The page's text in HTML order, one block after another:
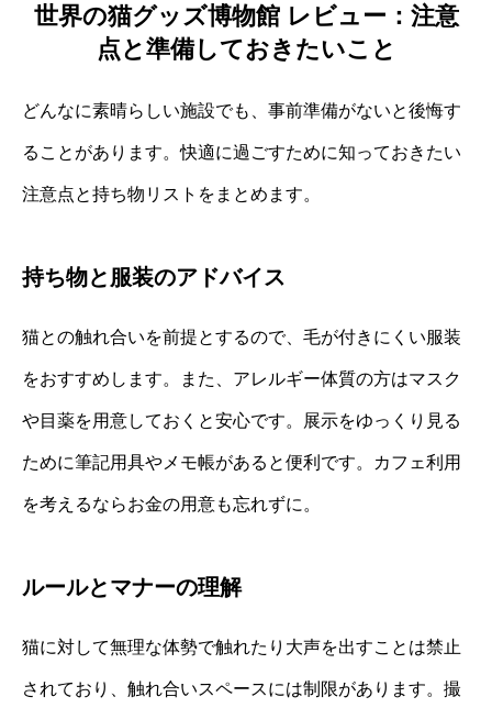
世界の猫グッズ博物館 レビュー：注意
点と準備しておきたいこと
どんなに素晴らしい施設でも、事前準備がないと後悔す
ることがあります。快適に過ごすために知っておきたい
注意点と持ち物リストをまとめます。
持ち物と服装のアドバイス
猫との触れ合いを前提とするので、毛が付きにくい服装
をおすすめします。また、アレルギー体質の方はマスク
や目薬を用意しておくと安心です。展示をゆっくり見る
ために筆記用具やメモ帳があると便利です。カフェ利用
を考えるならお金の用意も忘れずに。
ルールとマナーの理解
猫に対して無理な体勢で触れたり大声を出すことは禁止
されており、触れ合いスペースには制限があります。撮